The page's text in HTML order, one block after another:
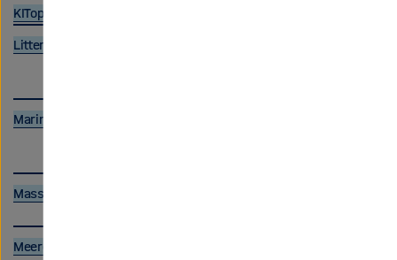
KITopen
Litterbase
Marine Data Portal
MassBank Europe
Meereis Portal